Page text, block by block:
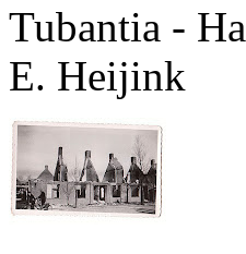
Tubantia -
E. Heijink